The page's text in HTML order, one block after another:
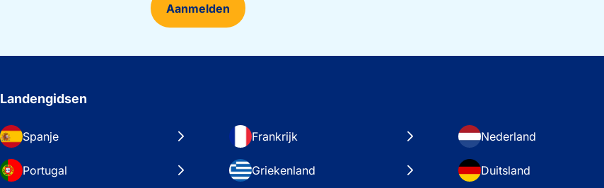
Aanmelden
Landengidsen
Spanje Frankrijk Nederland
Portugal Griekenland Duitsland